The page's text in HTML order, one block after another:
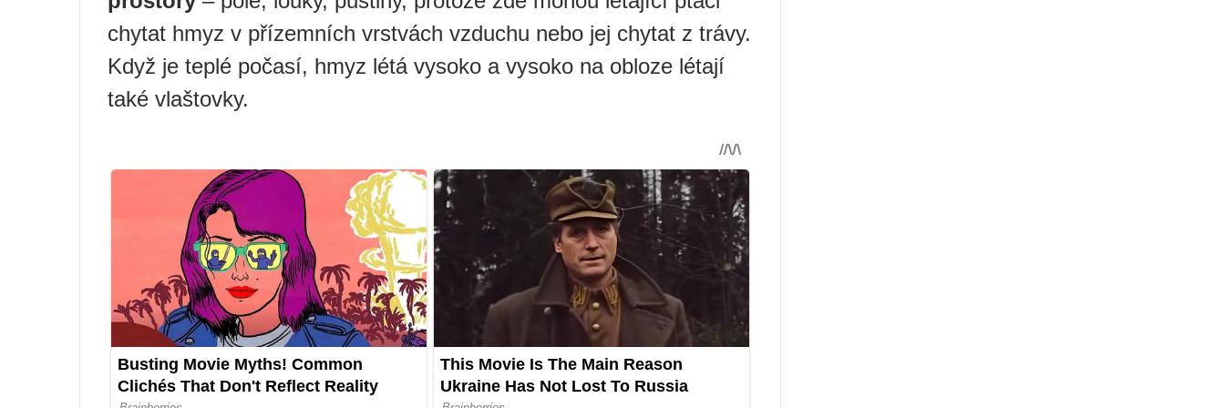
chytat hmyz v přízemních vrstvách vzduchu nebo jej chytat z trávy.
Když je teplé počasí, hmyz létá vysoko a vysoko na obloze létají
také vlaštovky.